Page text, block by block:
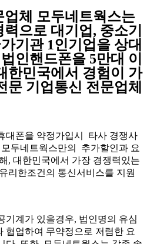
체 모두네트웍스는
으로 대기업, 중소기
기관 1인기업을 상대
인핸드폰을 5만대 이
한민국에서 경험이 가
문 기업통신 전문업체
대폰을 약정가입시 타사 경쟁사
두네트웍스만의 추가할인과 요
, 대한민국에서 가장 경쟁력있는
리한조건의 통신서비스를 지원
기계가 있을경우, 법인명의 유심
협업하여 무약정으로 저렴한 요